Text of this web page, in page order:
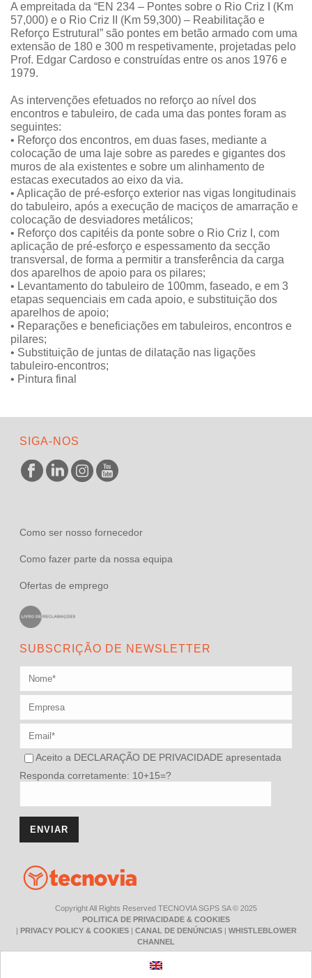
A empreitada da “EN 234 – Pontes sobre o Rio Criz I (Km
57,000) e o Rio Criz II (Km 59,300) – Reabilitação e
Reforço Estrutural” são pontes em betão armado com uma
extensão de 180 e 300 m respetivamente, projetadas pelo
Prof. Edgar Cardoso e construídas entre os anos 1976 e
1979.
As intervenções efetuados no reforço ao nível dos
encontros e tabuleiro, de cada uma das pontes foram as
seguintes:
• Reforço dos encontros, em duas fases, mediante a
colocação de uma laje sobre as paredes e gigantes dos
muros de ala existentes e sobre um alinhamento de
estacas executados ao eixo da via.
• Aplicação de pré-esforço exterior nas vigas longitudinais
do tabuleiro, após a execução de maciços de amarração e
colocação de desviadores metálicos;
• Reforço dos capitéis da ponte sobre o Rio Criz I, com
aplicação de pré-esforço e espessamento da secção
transversal, de forma a permitir a transferência da carga
dos aparelhos de apoio para os pilares;
• Levantamento do tabuleiro de 100mm, faseado, e em 3
etapas sequenciais em cada apoio, e substituição dos
aparelhos de apoio;
• Reparações e beneficiações em tabuleiros, encontros e
pilares;
• Substituição de juntas de dilatação nas ligações
tabuleiro-encontros;
• Pintura final
SIGA-NOS
Como ser nosso fornecedor
Como fazer parte da nossa equipa
Ofertas de emprego
SUBSCRIÇÃO DE NEWSLETTER
Aceito a DECLARAÇÃO DE PRIVACIDADE apresentada
Responda corretamente: 10+15=?
Copyright All Rights Reserved TECNOVIA SGPS SA © 2025
POLITICA DE PRIVACIDADE & COOKIES
| PRIVACY POLICY & COOKIES| CANAL DE DENÚNCIAS| WHISTLEBLOWER
CHANNEL